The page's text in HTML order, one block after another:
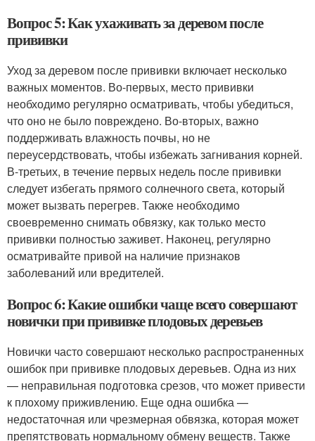
Вопрос 5: Как ухаживать за деревом после
прививки
Уход за деревом после прививки включает несколько
важных моментов. Во-первых, место прививки
необходимо регулярно осматривать, чтобы убедиться,
что оно не было повреждено. Во-вторых, важно
поддерживать влажность почвы, но не
переусердствовать, чтобы избежать загнивания корней.
В-третьих, в течение первых недель после прививки
следует избегать прямого солнечного света, который
может вызвать перегрев. Также необходимо
своевременно снимать обвязку, как только место
прививки полностью заживет. Наконец, регулярно
осматривайте привой на наличие признаков
заболеваний или вредителей.
Вопрос 6: Какие ошибки чаще всего совершают
новички при прививке плодовых деревьев
Новички часто совершают несколько распространенных
ошибок при прививке плодовых деревьев. Одна из них
— неправильная подготовка срезов, что может привести
к плохому приживлению. Еще одна ошибка —
недостаточная или чрезмерная обвязка, которая может
препятствовать нормальному обмену веществ. Также